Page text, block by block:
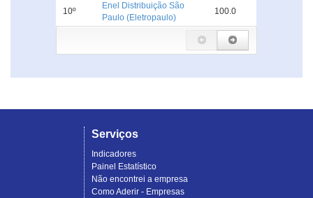
10º
Enel Distribuição São
Paulo (Eletropaulo)
100.0
Serviços
Indicadores
Painel Estatístico
Não encontrei a empresa
Como Aderir - Empresas